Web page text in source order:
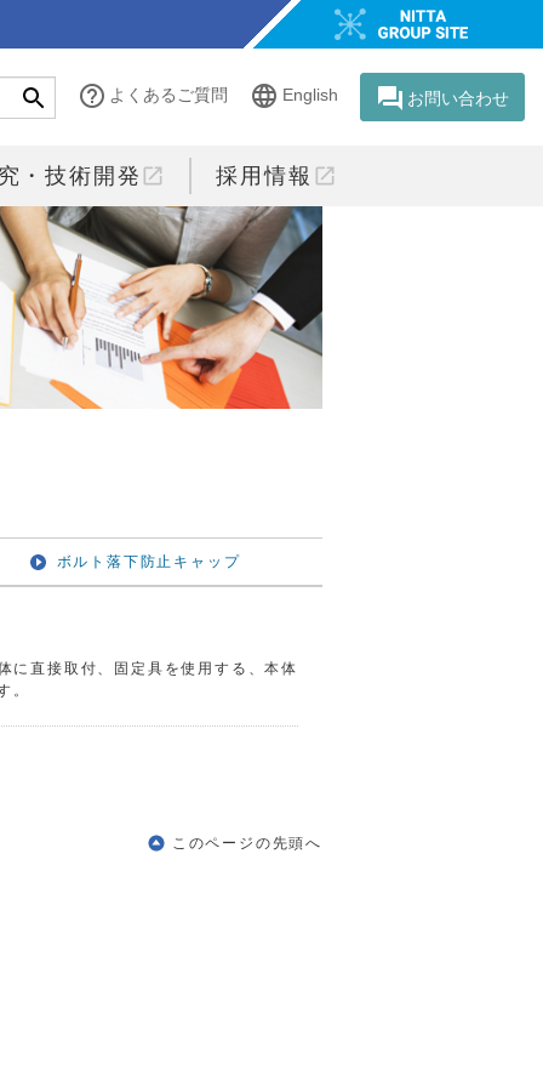
・技術開発open_in_new 採用情報 open_in_new
help_outline よくあるご質問 language English question_answer お問い合わせ
ボルト落下防止キャップ
に直接取付、固定具を使用する、本体
。
このページの先頭へ